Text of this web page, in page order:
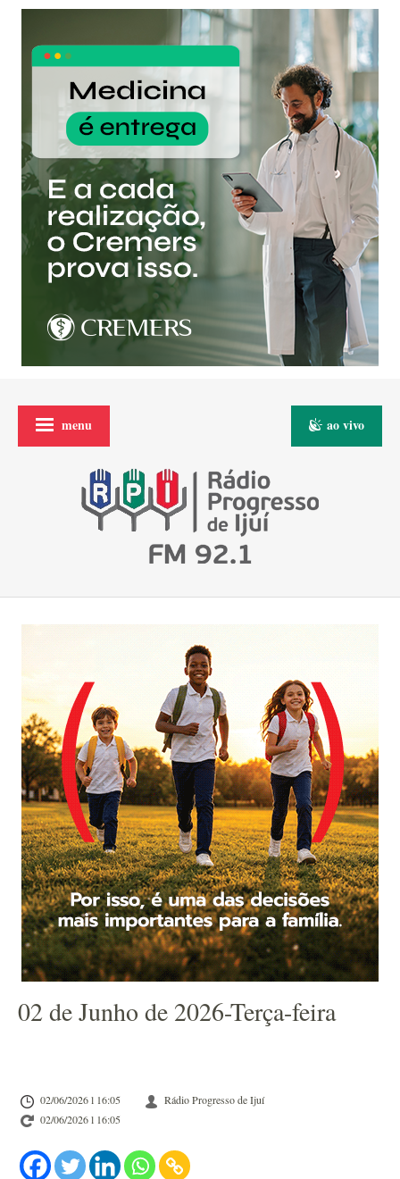
menu ao vivo
02 de Junho de 2026-Terça-feira
02/06/2026 l 16:05
Rádio Progresso de Ijuí
02/06/2026 l 16:05